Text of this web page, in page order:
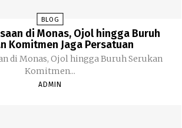
BLOG
di Monas, Ojol hingga Buruh
Komitmen Jaga Persatuan
di Monas, Ojol hingga Buruh Serukan
Komitmen...
ADMIN